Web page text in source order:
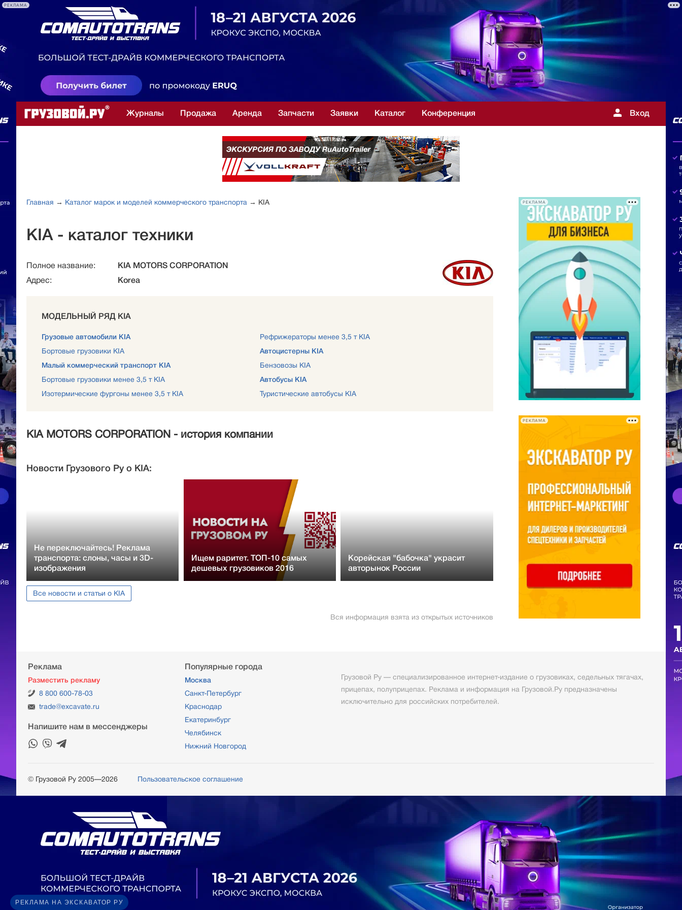
РЕКЛАМА
Вход
Журналы Продажа Аренда Запчасти Заявки Каталог Конференция
РЕКЛАМА
РЕКЛАМА
Главная → Каталог марок и моделей коммерческого транспорта → KIA
KIA - каталог техники
Полное название:
KIA MOTORS CORPORATION
Адрес:
Korea
МОДЕЛЬНЫЙ РЯД KIA
Грузовые автомобили KIA
Бортовые грузовики KIA
Малый коммерческий транспорт KIA
Бортовые грузовики менее 3,5 т KIA
Изотермические фургоны менее 3,5 т KIA
Рефрижераторы менее 3,5 т KIA
Автоцистерны KIA
Бензовозы KIA
Автобусы KIA
Туристические автобусы KIA
KIA MOTORS CORPORATION - история компании
Новости Грузового Ру о KIA:
Не переключайтесь! Реклама
транспорта: слоны, часы и 3D-
изображения
Ищем раритет. ТОП-10 самых
дешевых грузовиков 2016
Корейская "бабочка" украсит
авторынок России
Все новости и статьи о KIA
Вся информация взята из открытых источников
Реклама
Разместить рекламу
8 800 600-78-03
trade@excavate.ru
Напишите нам в мессенджеры
Популярные города
Москва
Санкт-Петербург
Краснодар
Екатеринбург
Челябинск
Нижний Новгород
Грузовой Ру — специализированное интернет-издание о грузовиках, седельных тягачах,
прицепах, полуприцепах. Реклама и информация на Грузовой.Ру предназначены
исключительно для российских потребителей.
© Грузовой Ру 2005—2026 Пользовательское соглашение